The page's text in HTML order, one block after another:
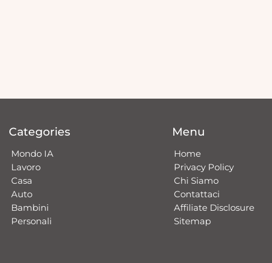
Categories
Mondo IA
Lavoro
Casa
Auto
Bambini
Personali
Menu
Home
Privacy Policy
Chi Siamo
Contattaci​
Affiliate Disclosure
Sitemap